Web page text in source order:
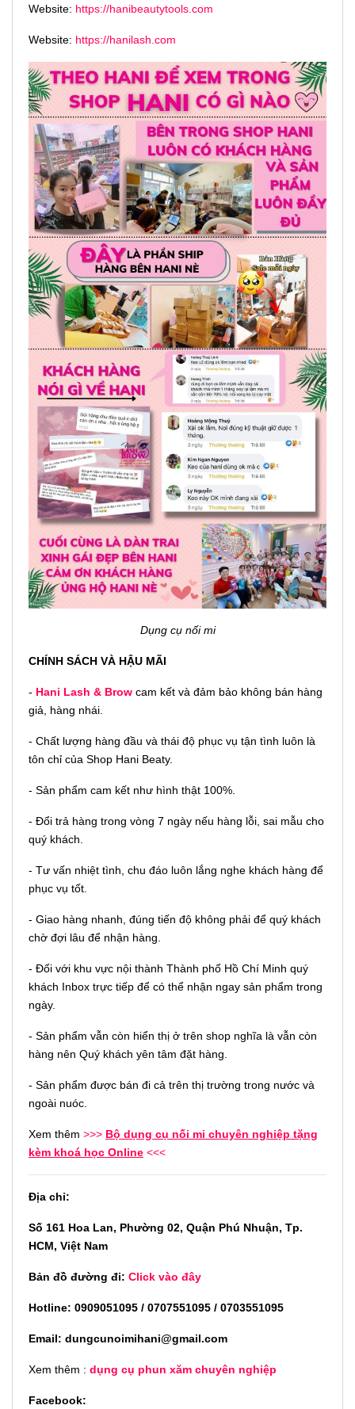
Website: https://hanibeautytools.com
Website: https://hanilash.com
Dụng cụ nối mi
CHÍNH SÁCH VÀ HẬU MÃI
- Hani Lash & Brow cam kết và đảm bảo không bán hàng
giả, hàng nhái.
- Chất lượng hàng đầu và thái độ phục vụ tận tình luôn là
tôn chỉ của Shop Hani Beaty.
- Sản phẩm cam kết như hình thật 100%.
- Đổi trả hàng trong vòng 7 ngày nếu hàng lỗi, sai mẫu cho
quý khách.
- Tư vấn nhiệt tình, chu đáo luôn lắng nghe khách hàng để
phục vụ tốt.
- Giao hàng nhanh, đúng tiến độ không phải để quý khách
chờ đợi lâu để nhận hàng.
- Đối với khu vực nội thành Thành phố Hồ Chí Minh quý
khách Inbox trực tiếp để có thể nhận ngay sản phẩm trong
ngày.
- Sản phẩm vẫn còn hiển thị ở trên shop nghĩa là vẫn còn
hàng nên Quý khách yên tâm đặt hàng.
- Sản phẩm được bán đi cả trên thị trường trong nước và
ngoài nuóc.
Xem thêm >>> Bộ dụng cụ nối mi chuyên nghiệp tặng
kèm khoá học Online <<<
Địa chỉ:
Số 161 Hoa Lan, Phường 02, Quận Phú Nhuận, Tp.
HCM, Việt Nam
Bản đồ đường đi: Click vào đây
Hotline: 0909051095 / 0707551095 / 0703551095
Email: dungcunoimihani@gmail.com
Xem thêm : dụng cụ phun xăm chuyên nghiệp
Facebook: